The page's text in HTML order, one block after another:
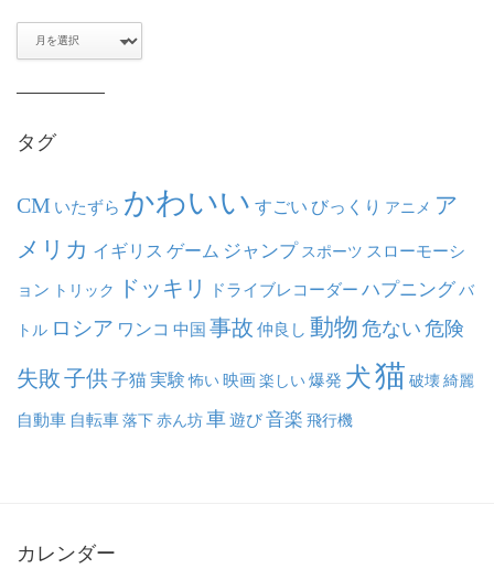
タグ
CM いたずら かわいい すごい びっくり アニメ ア
メリカ イギリス ゲーム ジャンプ スポーツ スローモーシ
ョン トリック ドッキリ ドライブレコーダー ハプニング バ
トル ロシア ワンコ 中国 事故 仲良し 動物 危ない 危険
失敗子供子猫実験 怖い映画楽しい爆発 犬猫 破壊綺麗
自動車 自転車落下赤ん坊車遊び音楽 飛行機
カレンダー